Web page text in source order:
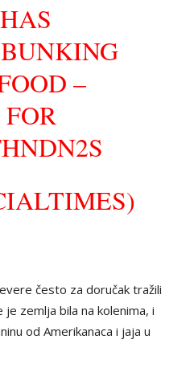
–
FOR
često za doručak tražili
zemlja bila na kolenima, i
od Amerikanaca i jaja u